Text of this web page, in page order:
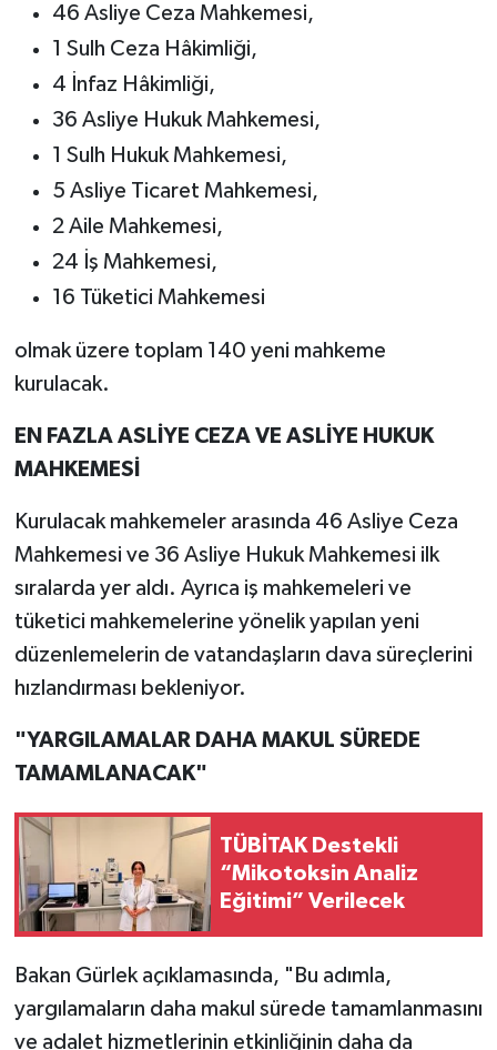
46 Asliye Ceza Mahkemesi,
1 Sulh Ceza Hâkimliği,
4 İnfaz Hâkimliği,
36 Asliye Hukuk Mahkemesi,
1 Sulh Hukuk Mahkemesi,
5 Asliye Ticaret Mahkemesi,
2 Aile Mahkemesi,
24 İş Mahkemesi,
16 Tüketici Mahkemesi
olmak üzere toplam 140 yeni mahkeme
kurulacak.
EN FAZLA ASLİYE CEZA VE ASLİYE HUKUK
MAHKEMESİ
Kurulacak mahkemeler arasında 46 Asliye Ceza
Mahkemesi ve 36 Asliye Hukuk Mahkemesi ilk
sıralarda yer aldı. Ayrıca iş mahkemeleri ve
tüketici mahkemelerine yönelik yapılan yeni
düzenlemelerin de vatandaşların dava süreçlerini
hızlandırması bekleniyor.
"YARGILAMALAR DAHA MAKUL SÜREDE
TAMAMLANACAK"
TÜBİTAK Destekli
“Mikotoksin Analiz
Eğitimi” Verilecek
Bakan Gürlek açıklamasında, "Bu adımla,
yargılamaların daha makul sürede tamamlanmasını
ve adalet hizmetlerinin etkinliğinin daha da